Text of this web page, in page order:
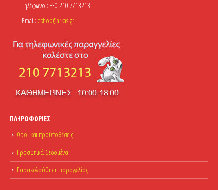
Τηλέφωνο:: +30 210 7713213
Email: eshop@arkas.gr
ΠΛΗΡΟΦΟΡΊΕΣ
Όροι και προϋποθέσεις
Προσωπικά δεδομένα
Παρακολούθηση παραγγελίας